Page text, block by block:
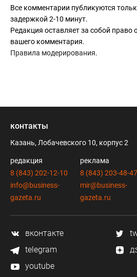
Все комментарии публикуются
задержкой 2-10 минут.
Редакция оставляет за собой право
вашего комментария.
Правила модерирования.
контакты
Казань, Лобачевского 10, корпус 2
редакция
8 (843) 202-12-10
info@business-
gazeta.ru
реклама
8 (843) 203-48-47
mir@business-
gazeta.ru
вконтакте
telegram
youtube